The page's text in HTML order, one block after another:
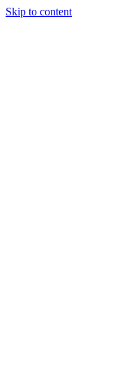
Skip to content